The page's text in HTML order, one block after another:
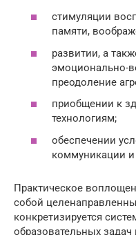
стимуляции
памяти,
развитии, а
эмоционально-
преодоление
приобщении к
технологиям;
обеспечении
коммуникации
Практическое
собой
конкретизируется
образовательных задач